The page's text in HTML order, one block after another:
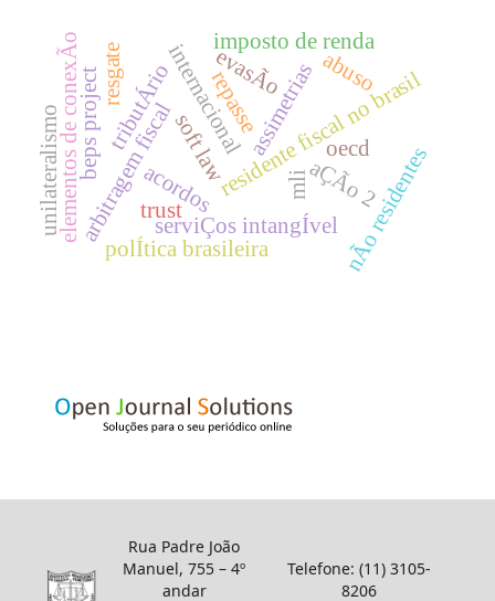
soft lawresidente fiscal no brasil
assimetrias
arbitragem fiscal aÇÃo 2
tributÁriointernacional
acordos
abuso
evasÃo
trust
imposto de renda
nÃo residentes
elementos de conexÃo serviÇos intangÍvel
beps project
mli
oecd
resgate repasse
polÍtica brasileira
unilateralismo
Rua Padre João
Manuel, 755 – 4º
andar
Telefone: (11) 3105-
8206